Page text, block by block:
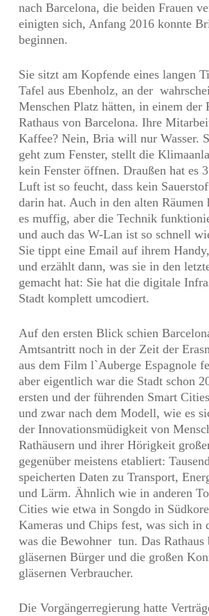
nach Barcelona, die beiden Frauen
einigten sich, Anfang 2016 konnte
beginnen.
Sie sitzt am Kopfende eines langen
Tafel aus Ebenholz, an der
Menschen Platz hätten, in einem der
Rathaus von Barcelona. Ihre
Kaffee? Nein, Bria will nur Wasser.
geht zum Fenster, stellt die
kein Fenster öffnen. Draußen hat es
Luft ist so feucht, dass kein
darin hat. Auch in den alten Räumen
es muffig, aber die Technik
und auch das W-Lan ist so schnell
Sie tippt eine Email auf ihrem
und erzählt dann, was sie in den
gemacht hat: Sie hat die digitale
Stadt komplett umcodiert.
Auf den ersten Blick schien
Amtsantritt noch in der Zeit der
aus dem Film l`Auberge Espagnole
aber eigentlich war die Stadt schon
ersten und der führenden Smart
und zwar nach dem Modell, wie es
der Innovationsmüdigkeit von
Rathäusern und ihrer Hörigkeit
gegenüber meistens etabliert:
speicherten Daten zu Transport,
und Lärm. Ähnlich wie in anderen
Cities wie etwa in Songdo in
Kameras und Chips fest, was sich in
was die Bewohner tun. Das Rathaus
gläsernen Bürger und die großen
gläsernen Verbraucher.
Die Vorgängerregierung hatte